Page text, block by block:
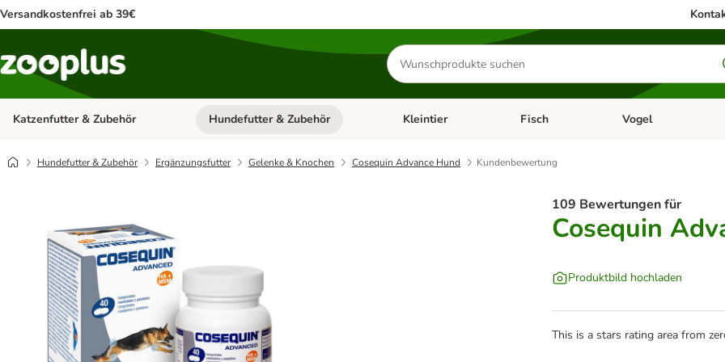
Versandkostenfrei ab 39€
Produkte
suchen
Katzenfutter & Zubehör Kategorie-Menü öffnen: Katzenfutter & Zubehör
Hundefutter & Zubehör Kategorie-Menü öffnen: Hundefutter & Zubehör
Kleintier Kategorie-Menü öffnen: Kleintier
Fisch Kategorie-Menü
Vogel
Hundefutter & Zubehör Ergänzungsfutter Gelenke & Knochen Cosequin Advance Hund Kundenbewertung
109 Bewertungen für
Cosequin
Produktbild hochladen
This is a stars rating area from